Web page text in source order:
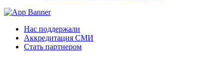
Нас поддержали
Аккредитация СМИ
Стать партнером